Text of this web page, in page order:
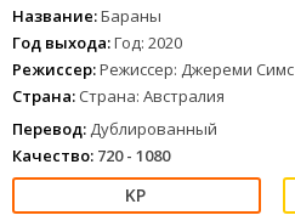
Название:Бараны
Год выхода:Год: 2020
Режиссер:Режиссер: Джереми Симс
Страна: Страна: Австралия
Перевод: Дублированный
Качество: 720 - 1080